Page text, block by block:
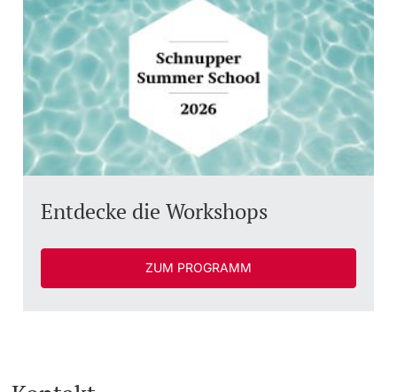
Entdecke die Workshops
ZUM PROGRAMM